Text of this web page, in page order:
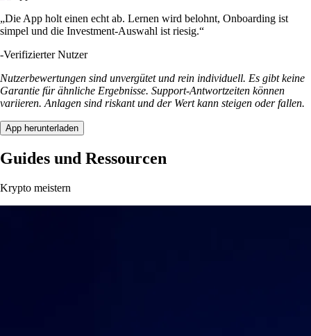
„Die App holt einen echt ab. Lernen wird belohnt, Onboarding ist
simpel und die Investment-Auswahl ist riesig.“
-Verifizierter Nutzer
Nutzerbewertungen sind unvergütet und rein individuell. Es gibt keine
Garantie für ähnliche Ergebnisse. Support-Antwortzeiten können
variieren. Anlagen sind riskant und der Wert kann steigen oder fallen.
App herunterladen
Guides und Ressourcen
Krypto meistern